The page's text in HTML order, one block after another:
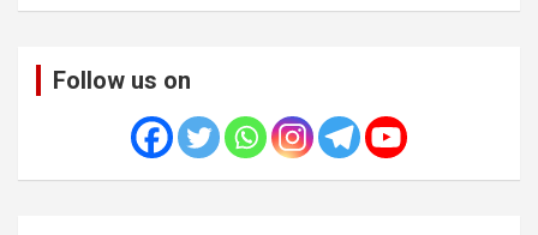
Follow us on